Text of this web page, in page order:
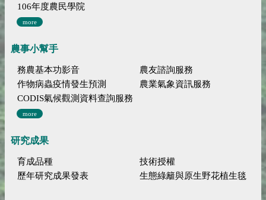
106年度農民學院
more
農事小幫手
務農基本功影音
農友諮詢服務
作物病蟲疫情發生預測
農業氣象資訊服務
CODIS氣候觀測資料查詢服務
more
研究成果
育成品種
技術授權
歷年研究成果發表
生態綠籬與原生野花植生毯